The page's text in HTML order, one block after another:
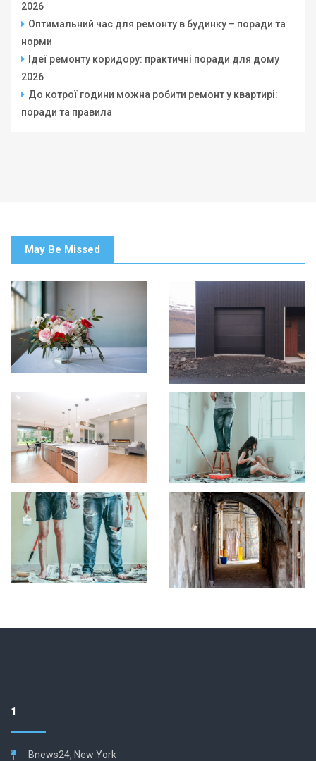
2026
Оптимальний час для ремонту в будинку – поради та
норми
Ідеї ремонту коридору: практичні поради для дому
2026
До котрої години можна робити ремонт у квартирі:
поради та правила
May Be Missed
1
Bnews24, New York